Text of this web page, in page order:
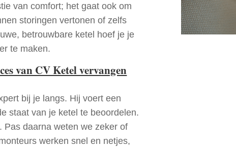
van comfort; het gaat ook om
storingen vertonen of zelfs
betrouwbare ketel hoef je je
te maken.
van CV Ketel vervangen
bij je langs. Hij voert een
staat van je ketel te beoordelen.
Pas daarna weten we zeker of
werken snel en netjes,